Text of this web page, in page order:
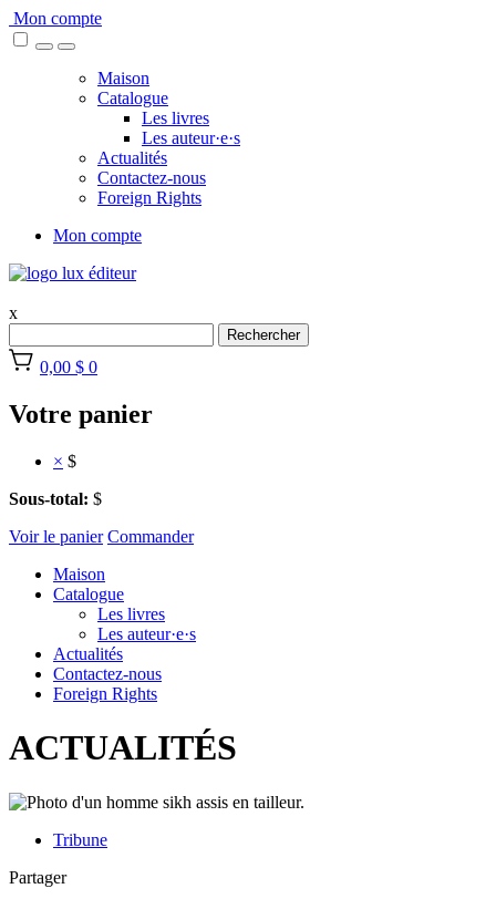
Skip
to
Mon compte
Maison
Catalogue
Les livres
Les auteur·e·s
Actualités
Contactez-nous
Foreign Rights
Mon compte
x
Rechercher
0,00 $ 0
Votre panier
× $
Sous-total: $
Voir le panier Commander
Maison
Catalogue
Les livres
Les auteur·e·s
Actualités
Contactez-nous
Foreign Rights
ACTUALITÉS
Tribune
Partager